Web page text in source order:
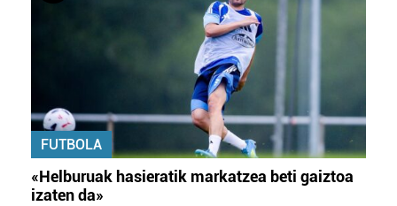
FUTBOLA
«Helburuak hasieratik markatzea beti gaiztoa
izaten da»